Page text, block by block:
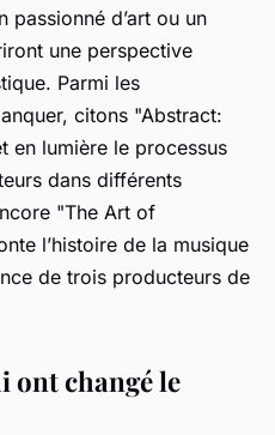
passionné d’art ou un
une perspective
Parmi les
citons "Abstract:
en lumière le processus
dans différents
"The Art of
l’histoire de la musique
de trois producteurs de
ont changé le